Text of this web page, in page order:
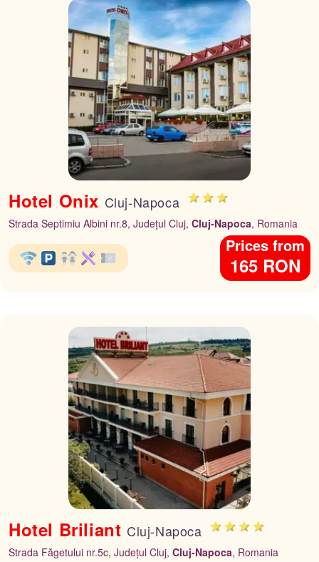
Hotel Onix Cluj-Napoca
Strada Septimiu Albini nr.8, Județul Cluj, Cluj-Napoca, Romania
Prices from
165 RON
Hotel Briliant Cluj-Napoca
Strada Făgetului nr.5c, Județul Cluj, Cluj-Napoca, Romania